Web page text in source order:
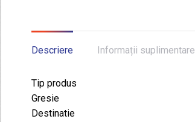
Descriere Informații suplimentare
Tip produs
Gresie
Destinatie